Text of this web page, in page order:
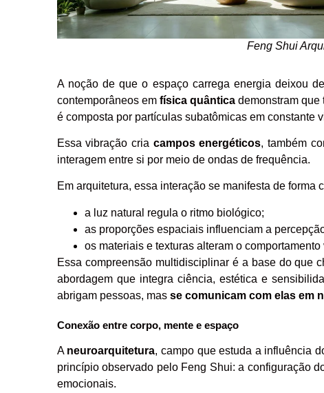
Feng Shui
A noção de que o espaço carrega energia deixou
contemporâneos em física quântica demonstram
é composta por partículas subatômicas em constante
Essa vibração cria campos energéticos, também
interagem entre si por meio de ondas de frequência.
Em arquitetura, essa interação se manifesta de forma
a luz natural regula o ritmo biológico;
as proporções espaciais influenciam a
os materiais e texturas alteram o
Essa compreensão multidisciplinar é a base do que
abordagem que integra ciência, estética e
abrigam pessoas, mas se comunicam com elas em
Conexão entre corpo, mente e espaço
A neuroarquitetura, campo que estuda a influência
princípio observado pelo Feng Shui: a configuração
emocionais.